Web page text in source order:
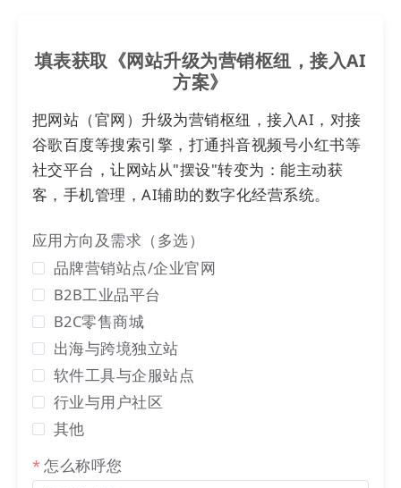
02
通用 站点
1) 首页新增7种内容板块
首页现已支持展示以下全部内容类型，各板块均具备
最适合该类型的呈现方式。并可通过管理后台自由配
置显示与排序:
展示视频类内容，支持视频封面缩略图
填表获取《网站升级为营销枢纽，接入AI
方案》
把网站（官网）升级为营销枢纽，接入AI，对接
谷歌百度等搜索引擎，打通抖音视频号小红书等
社交平台，让网站从"摆设"转变为：能主动获
客，手机管理，AI辅助的数字化经营系统。
应用方向及需求（多选）
品牌营销站点/企业官网
B2B工业品平台
B2C零售商城
出海与跨境独立站
软件工具与企服站点
行业与用户社区
其他
怎么称呼您